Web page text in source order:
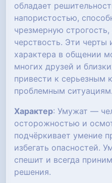
обладает
напористостью,
чрезмерную
черствость. Эти черты
характера в общении
многих друзей и
привести к серьезным
проблемным ситуациям.
Характер: Умужат —
осторожностью и
подчёркивает умение
избегать опасностей.
спешит и всегда
решения.